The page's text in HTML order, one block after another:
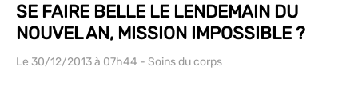
SE FAIRE BELLE LE LENDEMAIN DU
NOUVEL AN, MISSION IMPOSSIBLE ?
Le 30/12/2013à 07h44 - Soins du corps